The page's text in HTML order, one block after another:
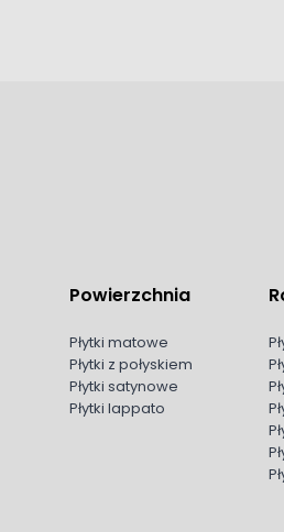
Powierzchnia
Płytki matowe
Płytki z połyskiem
Płytki satynowe
Płytki lappato